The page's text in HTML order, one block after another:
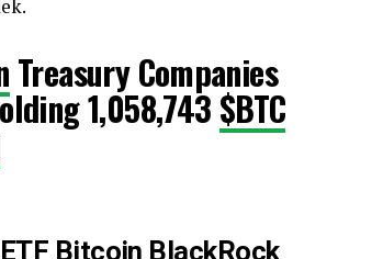
Treasury Companies
1,058,743 $BTC
Bitcoin BlackRock